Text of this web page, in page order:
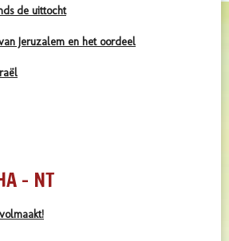
de uittocht
Jeruzalem en het oordeel
- NT